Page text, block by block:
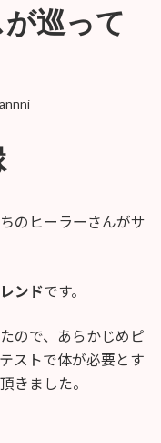
巡って
のヒーラーさんがサ
ンドです。
ので、あらかじめピ
ストで体が必要とす
きました。